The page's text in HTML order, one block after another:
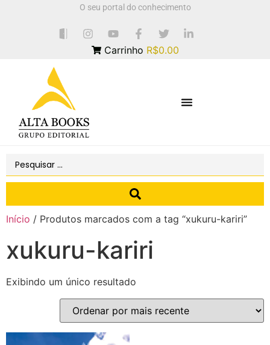
O seu portal do conhecimento
Carrinho R$0.00
Início / Produtos marcados com a tag “xukuru-kariri”
xukuru-kariri
Exibindo um único resultado